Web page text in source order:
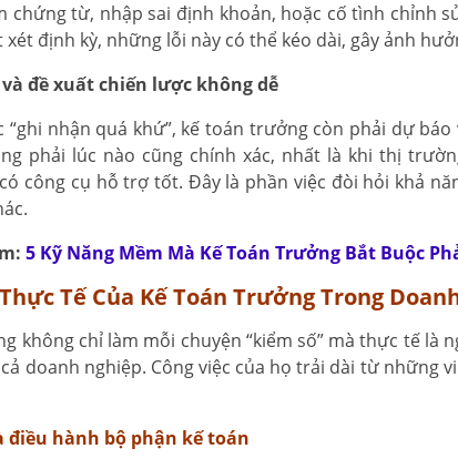
chứng từ, nhập sai định khoản, hoặc cố tình chỉnh
xét định kỳ, những lỗi này có thể kéo dài, gây ảnh
đề xuất chiến lược không dễ
“ghi nhận quá khứ”, kế toán trưởng còn phải dự
phải lúc nào cũng chính xác, nhất là khi thị
công cụ hỗ trợ tốt. Đây là phần việc đòi hỏi khả
5 Kỹ Năng Mềm Mà Kế Toán Trưởng Bắt Buộc
Tế Của Kế Toán Trưởng Trong
không chỉ làm mỗi chuyện “kiểm số” mà thực tế là
doanh nghiệp. Công việc của họ trải dài từ những
điều hành bộ phận kế toán